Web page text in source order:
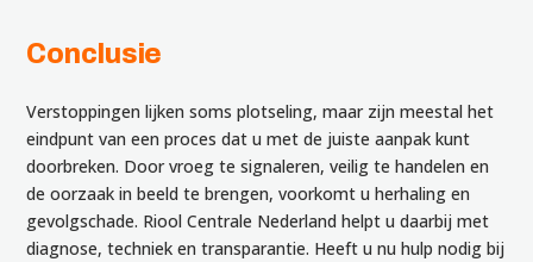
Conclusie
Verstoppingen lijken soms plotseling, maar zijn meestal het
eindpunt van een proces dat u met de juiste aanpak kunt
doorbreken. Door vroeg te signaleren, veilig te handelen en
de oorzaak in beeld te brengen, voorkomt u herhaling en
gevolgschade. Riool Centrale Nederland helpt u daarbij met
diagnose, techniek en transparantie. Heeft u nu hulp nodig bij